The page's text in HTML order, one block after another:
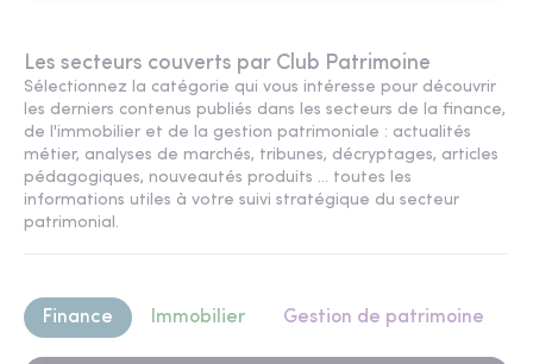
Les secteurs couverts par Club Patrimoine
Sélectionnez la catégorie qui vous intéresse pour découvrir
les derniers contenus publiés dans les secteurs de la finance,
de l'immobilier et de la gestion patrimoniale : actualités
métier, analyses de marchés, tribunes, décryptages, articles
pédagogiques, nouveautés produits ... toutes les
informations utiles à votre suivi stratégique du secteur
patrimonial.
Finance Immobilier Gestion de patrimoine